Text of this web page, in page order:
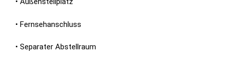
• Fernsehanschluss
• Separater Abstellraum